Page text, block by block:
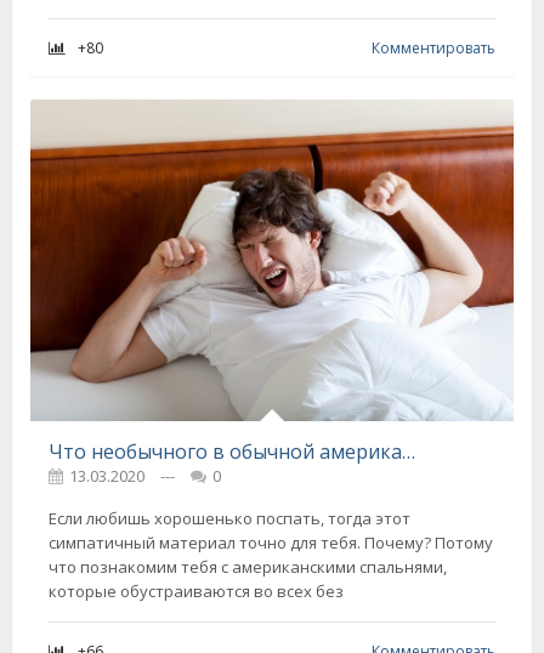
+80 Комментировать
Что необычного в обычной американской спальне
13.03.2020 ---
0
Если любишь хорошенько поспать, тогда этот
симпатичный материал точно для тебя. Почему? Потому
что познакомим тебя с американскими спальнями,
которые обустраиваются во всех без